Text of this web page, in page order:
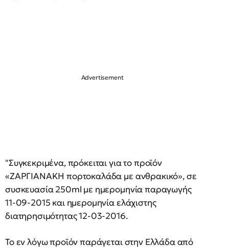
"Συγκεκριμένα, πρόκειται για το προϊόν
«ΖΑΡΓΙΑΝΑΚΗ πορτοκαλάδα με ανθρακικό», σε
συσκευασία 250ml με ημερομηνία παραγωγής
11-09-2015 και ημερομηνία ελάχιστης
διατηρησιμότητας 12-03-2016.
Το εν λόγω προϊόν παράγεται στην Ελλάδα από